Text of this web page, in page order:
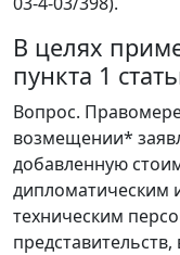
В целях
пункта 1
Вопрос.
возмещении*
добавленную
дипломатическим
техническим